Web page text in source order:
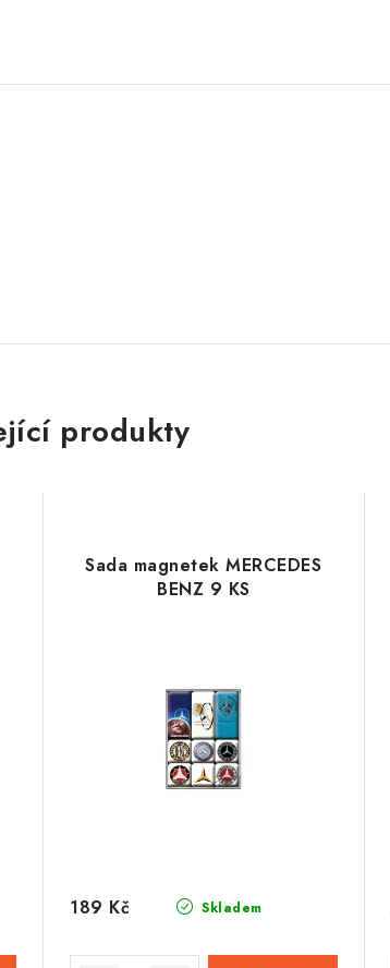
produkty
Sada magnetek MERCEDES
BENZ 9 KS
Skladem
189 Kč